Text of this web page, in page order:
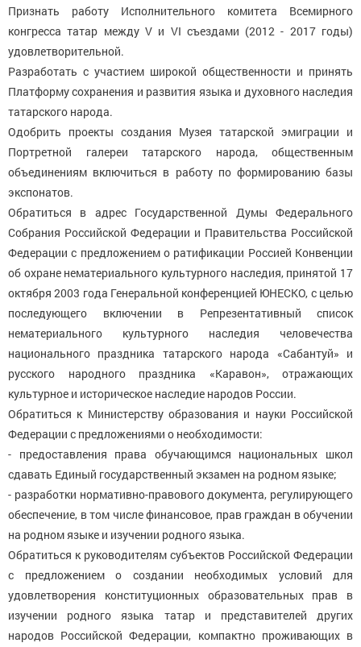
Признать работу Исполнительного комитета Всемирного
конгресса татар между V и VI съездами (2012 - 2017 годы)
удовлетворительной.
Разработать с участием широкой общественности и принять
Платформу сохранения и развития языка и духовного наследия
татарского народа.
Одобрить проекты создания Музея татарской эмиграции и
Портретной галереи татарского народа, общественным
объединениям включиться в работу по формированию базы
экспонатов.
Обратиться в адрес Государственной Думы Федерального
Собрания Российской Федерации и Правительства Российской
Федерации с предложением о ратификации Россией Конвенции
об охране нематериального культурного наследия, принятой 17
октября 2003 года Генеральной конференцией ЮНЕСКО, с целью
последующего включении в Репрезентативный список
нематериального культурного наследия человечества
национального праздника татарского народа «Сабантуй» и
русского народного праздника «Каравон», отражающих
культурное и историческое наследие народов России.
Обратиться к Министерству образования и науки Российской
Федерации с предложениями о необходимости:
- предоставления права обучающимся национальных школ
сдавать Единый государственный экзамен на родном языке;
- разработки нормативно-правового документа, регулирующего
обеспечение, в том числе финансовое, прав граждан в обучении
на родном языке и изучении родного языка.
Обратиться к руководителям субъектов Российской Федерации
с предложением о создании необходимых условий для
удовлетворения конституционных образовательных прав в
изучении родного языка татар и представителей других
народов Российской Федерации, компактно проживающих в